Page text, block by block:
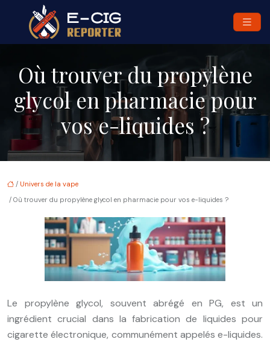
Où trouver du propylène
glycol en pharmacie pour
vos e-liquides ?
/ Univers de la vape
/ Où trouver du propylène glycol en pharmacie pour vos e-liquides ?
Le propylène glycol, souvent abrégé en PG, est un
ingrédient crucial dans la fabrication de liquides pour
cigarette électronique, communément appelés e-liquides.